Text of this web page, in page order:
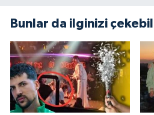
alanlarda ürettiğim
fayda sağla
Bunlar da ilginizi